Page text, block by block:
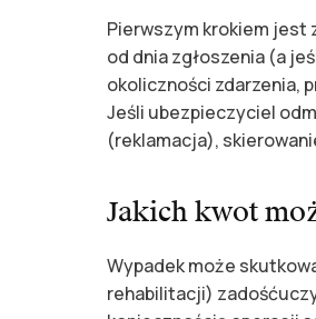
Pierwszym krokiem jest
od dnia zgłoszenia (a
okoliczności zdarzenia,
Jeśli ubezpieczyciel
(reklamacja),
Jakich kwot
Wypadek może
rehabilitacji)